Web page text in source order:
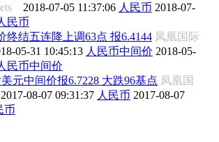
2018-07-05 11:37:06 人民币 2018-07-
民币
终结五连降上调63点 报6.4144 凤凰国际
05-31 10:45:13 人民币中间价 2018-05-
民币中间价
元中间价报6.7228 大跌96基点 凤凰国
2017-08-07 09:31:37 人民币 2017-08-07
币